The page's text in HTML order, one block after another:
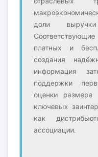
доли
платных и
создания
информация
поддержки
оценки
ключевых
как
ассоциации.